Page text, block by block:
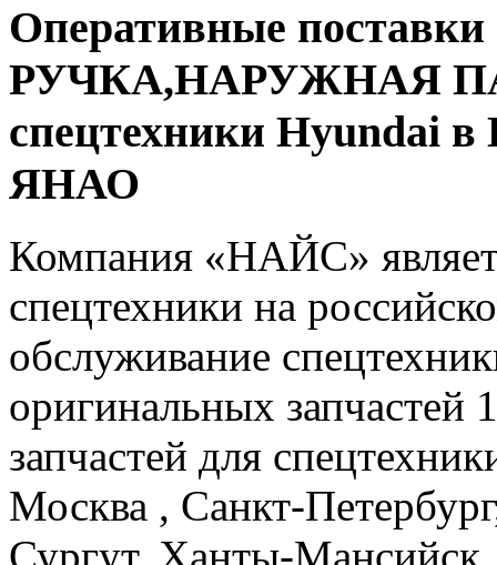
Оперативные
РУЧКА,НАРУЖНАЯ
спецтехники Hyundai
ЯНАО
Компания «НАЙС»
спецтехники на
обслуживание
оригинальных
запчастей для
Москва , Санкт-
Сургут, Ханты-